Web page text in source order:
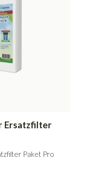
Ersatzfilter
Paket Pro